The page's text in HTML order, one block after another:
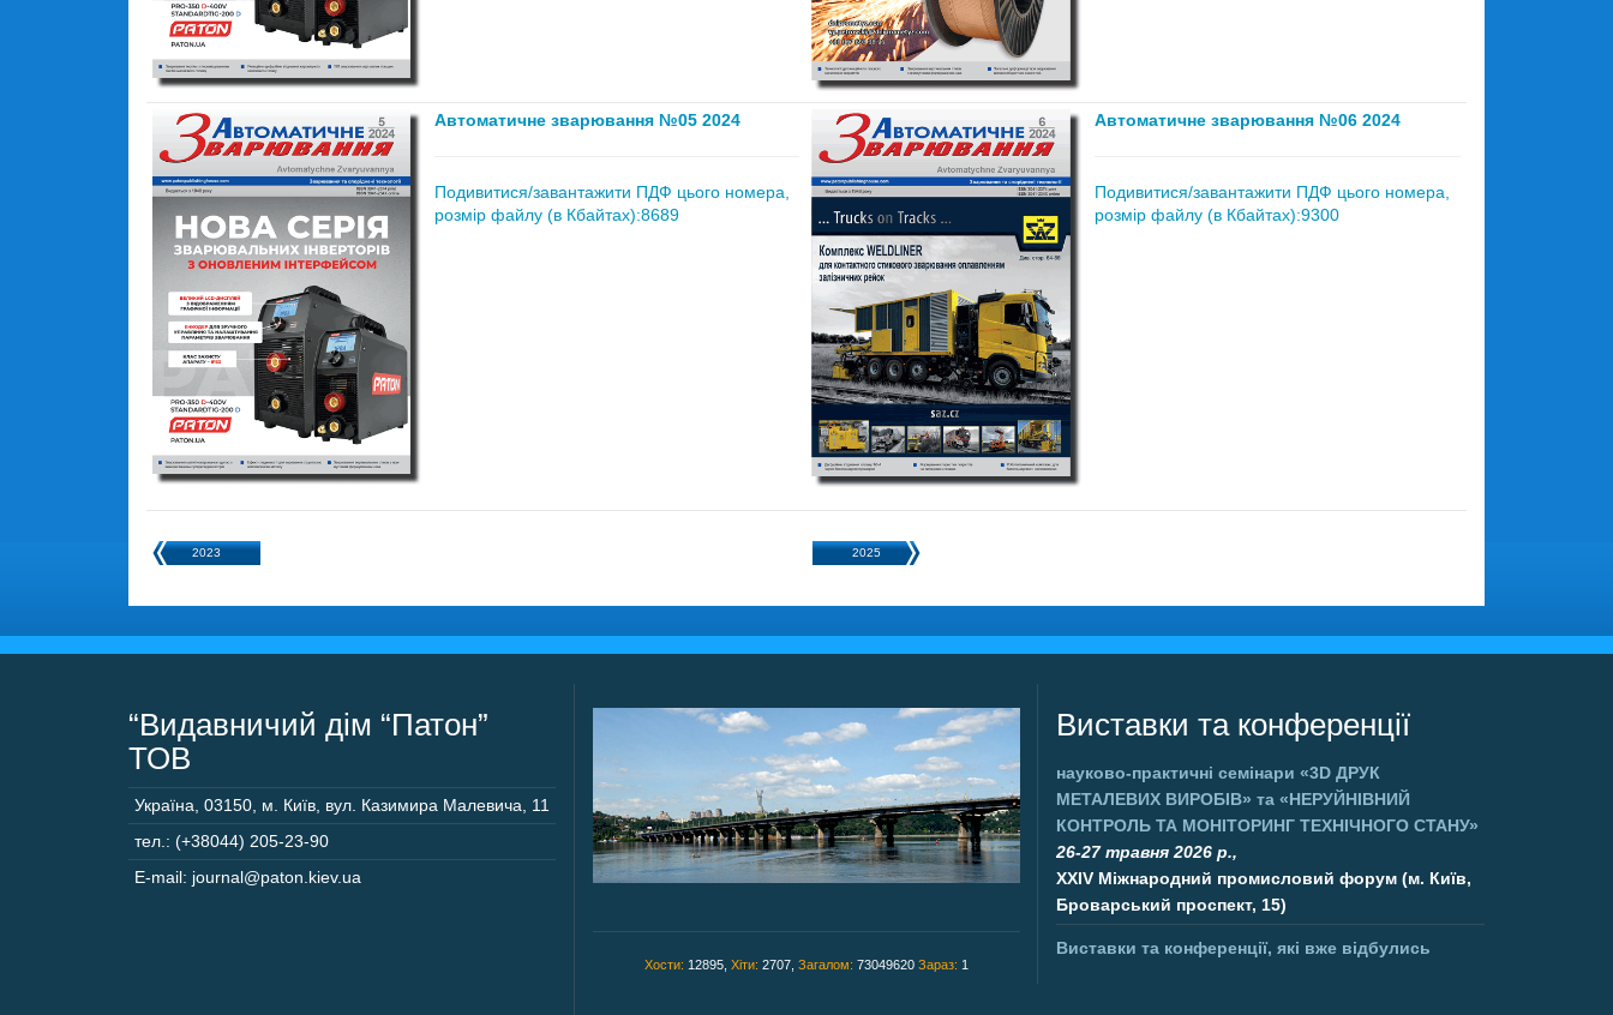
Автоматичне зварювання №05 2024
Подивитися/завантажити ПДФ цього номера,
розмір файлу (в Кбайтах):8689
Автоматичне зварювання №06 2024
Подивитися/завантажити ПДФ цього номера,
розмір файлу (в Кбайтах):9300
2023 2025
“Видавничий дім “Патон”
ТОВ
Україна 03150 м. Київ, вул. Казимира Малевича, 11
тел.: (+38044) 205-23-90
E-mail: journal@paton.kiev.ua
Хости: 12895, Хіти: 2707, Загалом: 73049620 Зараз: 1
Виставки та конференції
науково-практичні семінари«3D ДРУК
МЕТАЛЕВИХ ВИРОБІВ» та«НЕРУЙНІВНИЙ
КОНТРОЛЬ ТА МОНІТОРИНГ ТЕХНІЧНОГО СТАНУ»
26-27 травня 2026 р.,
XXIV Міжнародний промисловий форум (м. Київ,
Броварський проспект, 15)
Виставки та конференції, які вже відбулись